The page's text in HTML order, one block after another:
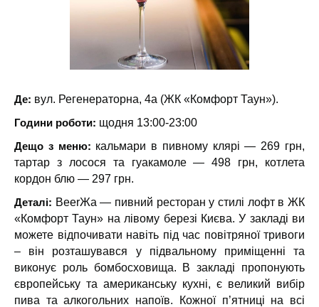
Де: вул. Регенераторна, 4a (ЖК «Комфорт Таун»).
Години роботи: щодня 13:00-23:00
Дещо з меню: кальмари в пивному клярі — 269 грн,
тартар з лосося та гуакамоле — 498 грн, котлета
кордон блю — 297 грн.
Деталі: BeerЖа — пивний ресторан у стилі лофт в ЖК
«Комфорт Таун» на лівому березі Києва. У закладі ви
можете відпочивати навіть під час повітряної тривоги
– він розташувався у підвальному приміщенні та
виконує роль бомбосховища. В закладі пропонують
європейську та американську кухні, є великий вибір
пива та алкогольних напоїв. Кожної п’ятниці на всі